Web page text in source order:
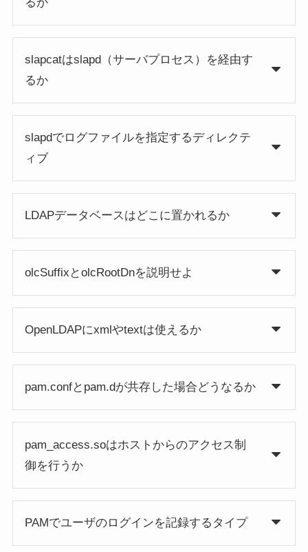
slapcatはslapd（サーバプロセス）を経由す
るか
slapdでログファイルを指定するディレクテ
ィブ
LDAPデータベースはどこに置かれるか
olcSuffixとolcRootDnを説明せよ
OpenLDAPにxmlやtextは使えるか
pam.confとpam.dが共存した場合どうなるか
pam_access.soはホストからのアクセス制
御を行うか
PAMでユーザのログインを記録するタイプ